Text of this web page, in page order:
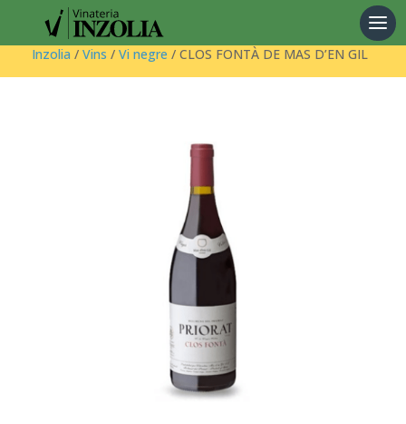
Products
search
Inzolia / Vins / Vi negre / CLOS FONTÀ DE MAS D’EN GIL